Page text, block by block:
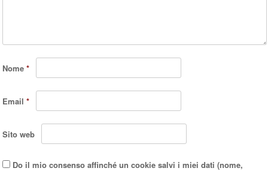
Nome*
Email*
Sito web
Do il mio consenso affinché un cookie salvi i miei dati (nome,